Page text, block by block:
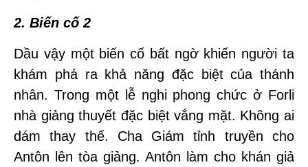
2. Biến cố 2
Dầu vậy một biến cố bất ngờ khiến người ta
khám phá ra khả năng đặc biệt của thánh
nhân. Trong một lễ nghi phong chức ở Forli
nhà giảng thuyết đặc biệt vắng mặt. Không ai
dám thay thế. Cha Giám tỉnh truyền cho
Antôn lên tòa giảng. Antôn làm cho khán giả